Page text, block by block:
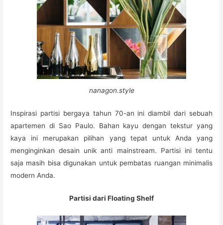
nanagon.style
Inspirasi partisi bergaya tahun 70-an ini diambil dari sebuah
apartemen di Sao Paulo. Bahan kayu dengan tekstur yang
kaya ini merupakan pilihan yang tepat untuk Anda yang
menginginkan desain unik anti mainstream. Partisi ini tentu
saja masih bisa digunakan untuk pembatas ruangan minimalis
modern Anda.
Partisi dari Floating Shelf